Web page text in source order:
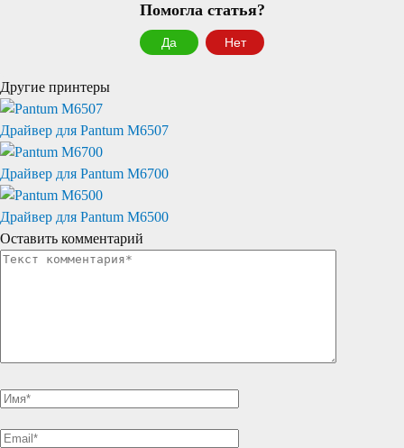
Помогла статья?
Да Нет
Другие принтеры
Драйвер для Pantum M6507
Драйвер для Pantum M6700
Драйвер для Pantum M6500
Оставить комментарий